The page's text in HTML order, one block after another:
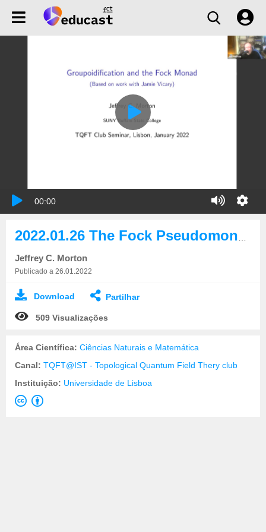
00:00
Jeffrey C. Morton
Publicado a 26.01.2022
Download Partilhar
509 Visualizações
Área Científica: Ciências Naturais e Matemática
Canal: TQFT@IST - Topological Quantum Field Thery club
Instituição: Universidade de Lisboa